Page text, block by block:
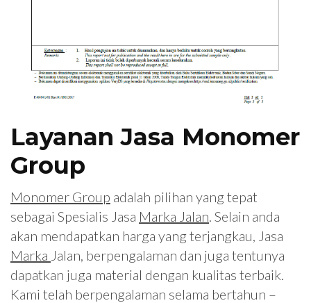
Layanan Jasa Monomer
Group
Monomer Group adalah pilihan yang tepat
sebagai Spesialis Jasa Marka Jalan . Selain anda
akan mendapatkan harga yang terjangkau, Jasa
Marka Jalan, berpengalaman dan juga tentunya
dapatkan juga material dengan kualitas terbaik.
Kami telah berpengalaman selama bertahun –